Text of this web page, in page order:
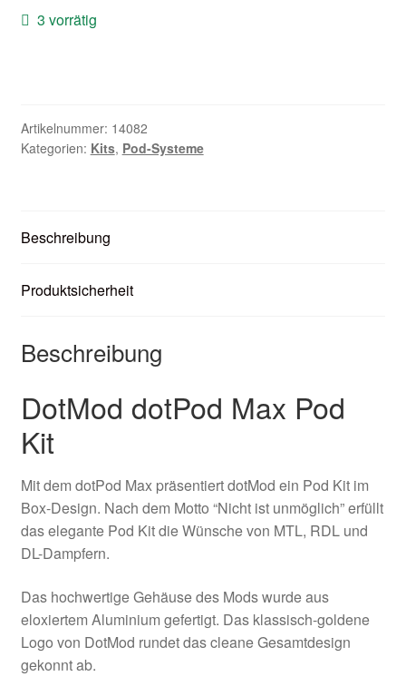
Zubehör
Kontaktformular
3 vorrätig
Artikelnummer: 14082
Kategorien: Kits, Pod-Systeme
Beschreibung
Produktsicherheit
Beschreibung
DotMod dotPod Max Pod
Kit
Mit dem dotPod Max präsentiert dotMod ein Pod Kit im
Box-Design. Nach dem Motto “Nicht ist unmöglich” erfüllt
das elegante Pod Kit die Wünsche von MTL, RDL und
DL-Dampfern.
Das hochwertige Gehäuse des Mods wurde aus
eloxiertem Aluminium gefertigt. Das klassisch-goldene
Logo von DotMod rundet das cleane Gesamtdesign
gekonnt ab.